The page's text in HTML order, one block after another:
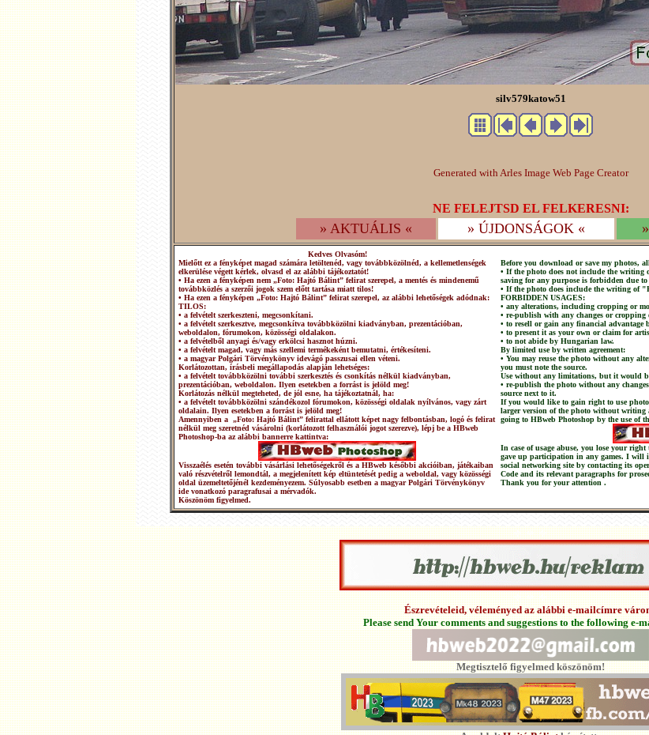
silv579katow51
Generated with Arles Image Web Page Creator
NE FELEJTSD EL FELKERESNI:
» AKTUÁLIS « » ÚJDONSÁGOK «
Kedves Olvasóm!
Mielőtt ez a fényképet magad számára letöltenéd, vagy továbbközölnéd, a kellemetlenségek
elkerülése végett kérlek, olvasd el az alábbi tájékoztatót!
• Ha ezen a fényképen nem „Foto: Hajtó Bálint” felirat szerepel, a mentés és mindenemű
továbbközlés a szerzői jogok szem előtt tartása miatt tilos!
• Ha ezen a fényképen „Foto: Hajtó Bálint” felirat szerepel, az alábbi lehetőségek adódnak:
TILOS:
• a felvételt szerkeszteni, megcsonkítani.
• a felvételt szerkesztve, megcsonkítva továbbközölni kiadványban, prezentációban,
weboldalon, fórumokon, közösségi oldalakon.
• a felvételből anyagi és/vagy erkölcsi hasznot húzni.
• a felvételt magad, vagy más szellemi termékeként bemutatni, értékesíteni.
• a magyar Polgári Törvénykönyv idevágó passzusai ellen véteni.
Korlátozottan, írásbeli megállapodás alapján lehetséges:
• a felvételt továbbközölni további szerkesztés és csonkítás nélkül kiadványban,
prezentációban, weboldalon. Ilyen esetekben a forrást is jelöld meg!
Korlátozás nélkül megteheted, de jól esne, ha tájékoztatnál, ha:
• a felvételt továbbközölni szándékozol fórumokon, közösségi oldalak nyílvános, vagy zárt
oldalain. Ilyen esetekben a forrást is jelöld meg!
Amennyiben a „Foto: Hajtó Bálint” felirattal ellátott képet nagy felbontásban, logó és felirat
nélkül meg szeretnéd vásárolni (korlátozott felhasználói jogot szerezve), lépj be a HBweb
Photoshop-ba az alábbi bannerre kattintva:
Visszaélés esetén további vásárlási lehetőségekről és a HBweb későbbi akcióiban, játékaiban
való részvételről lemondtál, a megjelenített kép eltüntetését pedig a weboldal, vagy közösségi
oldal üzemeltetőjénél kezdeményezem. Súlyosabb esetben a magyar Polgári Törvénykönyv
ide vonatkozó paragrafusai a mérvadók.
Köszönöm figyelmed.
Before you download or save my photos,
• If the photo does not include the
saving for any purpose is forbidden due
• If the photo does include the writing of
FORBIDDEN USAGES:
• any alterations, including cropping or
• re-publish with any changes or cropping
• to resell or gain any financial advantage
• to present it as your own or claim for
• to not abide by Hungarian law.
By limited use by written agreement:
• You may reuse the photo without any
you must note the source.
Use without any limitations, but it would
• re-publish the photo without any
source next to it.
If you would like to gain right to use
larger version of the photo without
going to HBweb Photoshop by the use of
In case of usage abuse, you lose your
gave up participation in any games. I will
social networking site by contacting its
Code and its relevant paragraphs for
Thank you for your attention .
Észrevételeid, véleményed az alábbi e-mailcímre
Please send Your comments and suggestions to the following e-
Megtisztelő figyelmed köszönöm!